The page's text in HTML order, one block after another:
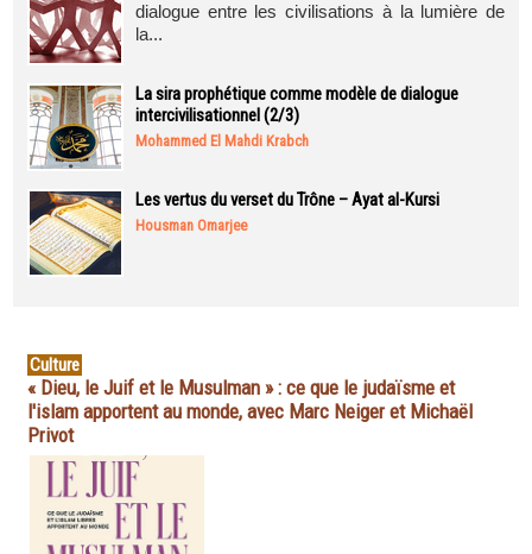
dialogue entre les civilisations à la lumière de
la...
La sira prophétique comme modèle de dialogue
intercivilisationnel (2/3)
Mohammed El Mahdi Krabch
Les vertus du verset du Trône – Ayat al-Kursi
Housman Omarjee
Culture
« Dieu, le Juif et le Musulman » : ce que le judaïsme et
l'islam apportent au monde, avec Marc Neiger et Michaël
Privot